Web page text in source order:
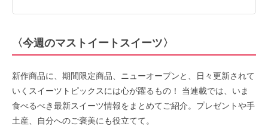
〈今週のマストイートスイーツ〉
新作商品に、期間限定商品、ニューオープンと、日々更新されて
いくスイーツトピックスには心が躍るもの！ 当連載では、いま
食べるべき最新スイーツ情報をまとめてご紹介。プレゼントや手
土産、自分へのご褒美にも役立てて。